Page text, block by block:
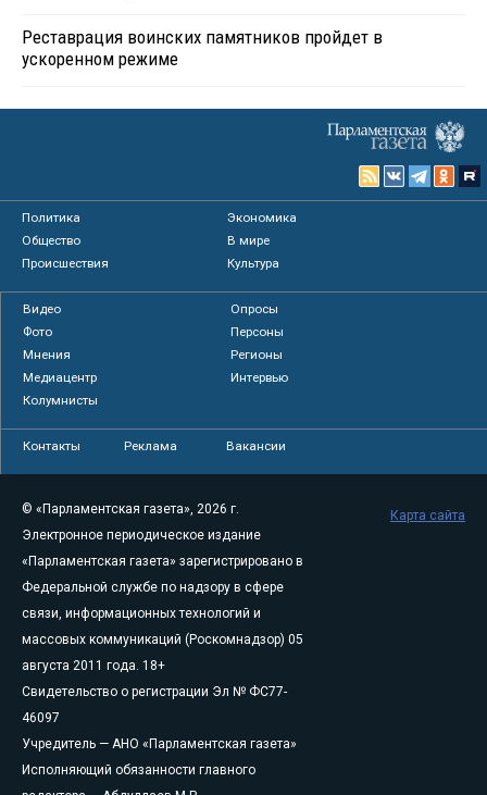
Реставрация воинских памятников пройдет в
ускоренном режиме
Политика
Экономика
Общество
В мире
Происшествия
Культура
Видео
Опросы
Фото
Персоны
Мнения
Регионы
Медиацентр
Интервью
Колумнисты
Контакты Реклама Вакансии
© «Парламентская газета», 2026 г.
Электронное периодическое издание
«Парламентская газета» зарегистрировано в
Федеральной службе по надзору в сфере
связи, информационных технологий и
массовых коммуникаций (Роскомнадзор) 05
августа 2011 года. 18+
Свидетельство о регистрации Эл № ФС77-
46097
Учредитель — АНО «Парламентская газета»
Исполняющий обязанности главного
Карта сайта